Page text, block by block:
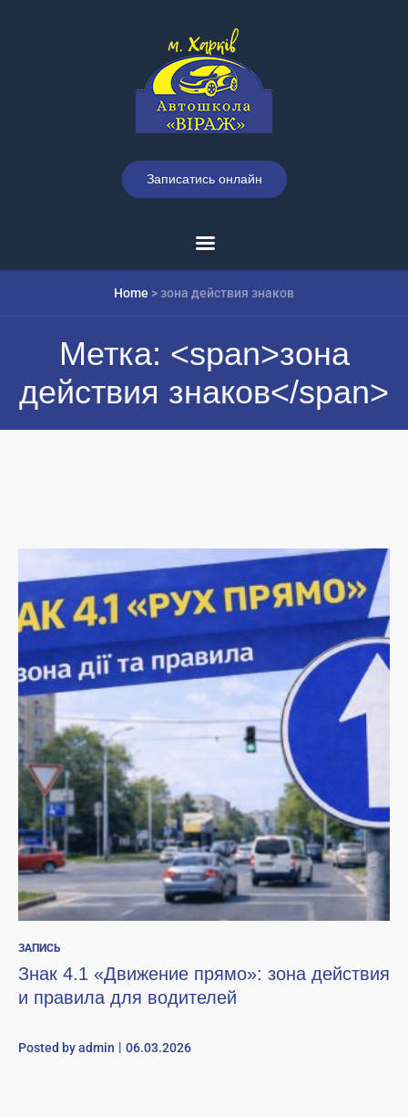
Записатись онлайн
Home >зона действия знаков
Метка: <span>зона
действия знаков</span>
ЗАПИСЬ
Знак 4.1 «Движение прямо»: зона действия
и правила для водителей
Posted byadmin 06.03.2026